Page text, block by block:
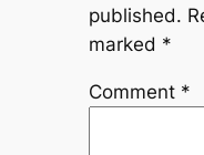
published.
marked *
Comment *